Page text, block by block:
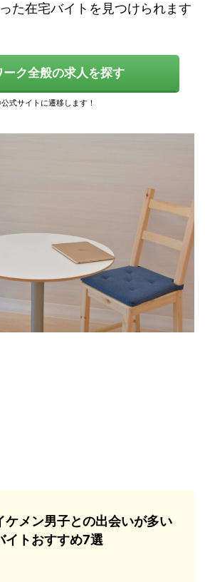
た在宅バイトを見つけられます
ーク全般の求人を探す
ケメン男子との出会いが多い
イトおすすめ7選